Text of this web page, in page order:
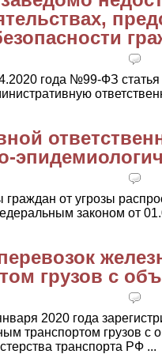
года №99-ФЗ
граждан от угрозы
законом от
грузов с
2020 года
транспортом грузов с
транспорта РФ ...